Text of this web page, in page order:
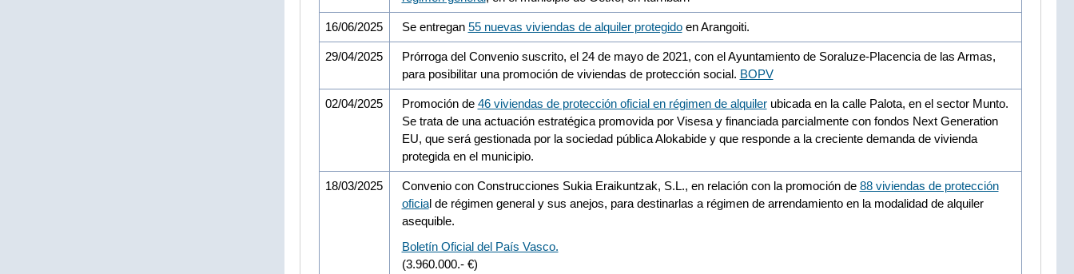
16/06/2025 Se entregan 55 nuevas viviendas de alquiler protegidoen Arangoiti.
29/04/2025
Prórroga del Convenio suscrito, el 24 de mayo de 2021, con el Ayuntamiento de Soraluze-Placencia de las Armas,
para posibilitar una promoción de viviendas de protección social. BOPV
02/04/2025 Promoción de 46 viviendas de protección oficial en régimen de alquilerubicada en la calle Palota, en el sector Munto.
Se trata de una actuación estratégica promovida por Visesa y financiada parcialmente con fondos Next Generation
EU, que será gestionada por la sociedad pública Alokabide y que responde a la creciente demanda de vivienda
protegida en el municipio.
18/03/2025 Convenio con Construcciones Sukia Eraikuntzak, S.L., en relación con la promoción de 88 viviendas de protección
oficial de régimen general y sus anejos, para destinarlas a régimen de arrendamiento en la modalidad de alquiler
asequible.
Boletín Oficial del País Vasco.
(3.960.000.- €)